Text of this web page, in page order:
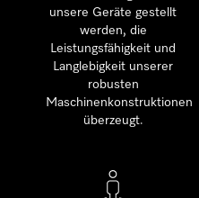
unsere Geräte gestellt
werden, die
Leistungsfähigkeit und
Langlebigkeit unserer
robusten
Maschinenkonstruktionen
überzeugt.